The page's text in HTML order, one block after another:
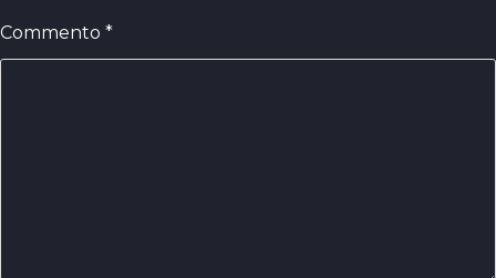
Commento *